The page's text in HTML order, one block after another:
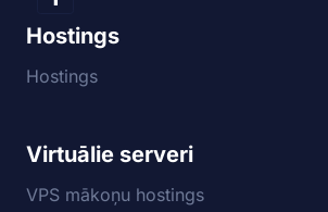
Hostings
Hostings
Virtuālie serveri
VPS mākoņu hostings